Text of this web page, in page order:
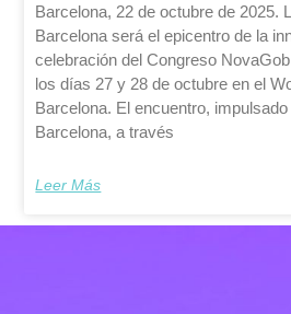
Barcelona, 22 de octubre de 2025.
Barcelona será el epicentro de la
celebración del Congreso
los días 27 y 28 de octubre en el
Barcelona. El encuentro,
Barcelona, a través
Leer Más